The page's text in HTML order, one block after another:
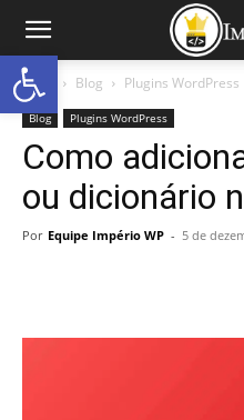
Início Blog Plugins WordPress
Blog Plugins WordPress
Como
ou dicionário
Por Equipe Império WP - 5 de
Abrir a barra de ferramentas